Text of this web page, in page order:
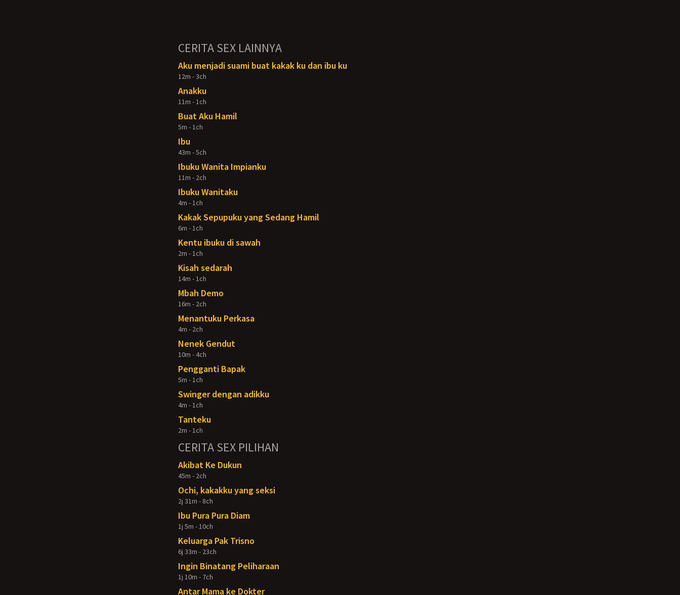
CERITA SEX LAINNYA
Aku menjadi suami buat kakak ku dan ibu ku
12m - 3ch
Anakku
11m - 1ch
Buat Aku Hamil
5m - 1ch
Ibu
43m - 5ch
Ibuku Wanita Impianku
11m - 2ch
Ibuku Wanitaku
4m - 1ch
Kakak Sepupuku yang Sedang Hamil
6m - 1ch
Kentu ibuku di sawah
2m - 1ch
Kisah sedarah
14m - 1ch
Mbah Demo
16m - 2ch
Menantuku Perkasa
4m - 2ch
Nenek Gendut
10m - 4ch
Pengganti Bapak
5m - 1ch
Swinger dengan adikku
4m - 1ch
Tanteku
2m - 1ch
CERITA SEX PILIHAN
Akibat Ke Dukun
45m - 2ch
Ochi, kakakku yang seksi
2j 31m - 8ch
Ibu Pura Pura Diam
1j 5m - 10ch
Keluarga Pak Trisno
6j 33m - 23ch
Ingin Binatang Peliharaan
1j 10m - 7ch
Antar Mama ke Dokter